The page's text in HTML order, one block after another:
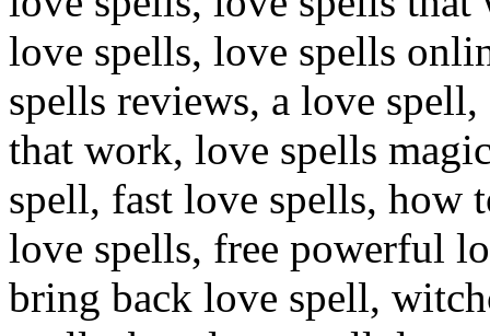
love spells, love spells
spells reviews, a love
that work, love spells
spell, fast love spells, how
love spells, free powerful
bring back love spell,